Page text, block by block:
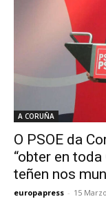
A CORUÑA
O PSOE da
“obter en
teñen nos
europapress - 15